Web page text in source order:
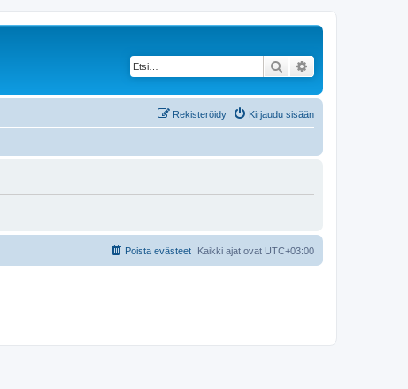
Etsi
Kirjaudu sisään
Rekisteröidy
Kaikki ajat ovat UTC+03:00
Poista evästeet